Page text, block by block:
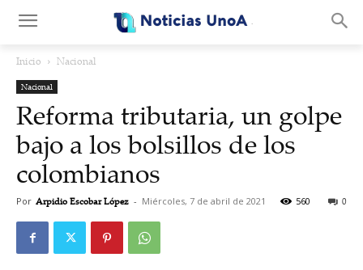
Inicio Nacional
Nacional
Reforma tributaria, un golpe
bajo a los bolsillos de los
colombianos
Por Arpidio Escobar López - Miércoles, 7 de abril de 2021 0
560